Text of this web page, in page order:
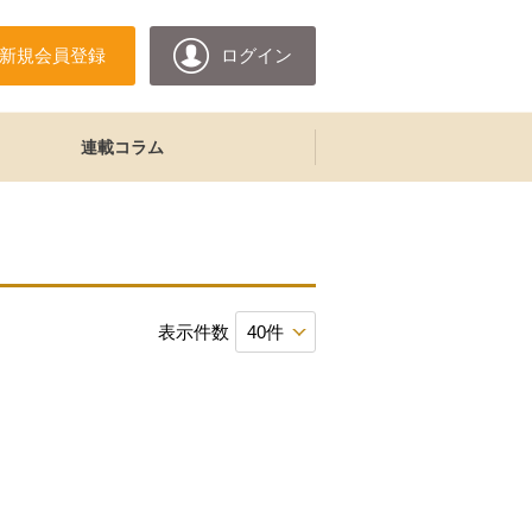
新規会員登録 ログイン
連載コラム
表示件数